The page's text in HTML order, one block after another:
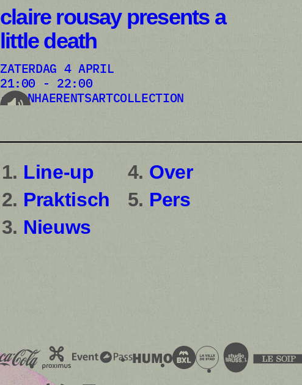
claire rousay presents a
little death
ZATERDAG 4 APRIL
21:00 - 22:00
VANHAERENTSARTCOLLECTION
Line-up
Praktisch
Nieuws
Over
Pers